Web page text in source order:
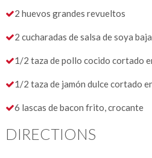
2 huevos grandes revueltos
2 cucharadas de salsa de soya
1/2 taza de pollo cocido cortado
1/2 taza de jamón dulce cortado
6 lascas de bacon frito, crocante
DIRECTIONS